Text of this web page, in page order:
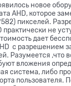
новое
AHD, которое
пикселей.
не
дает
с разрешением
Разумеется ,что
вложения
система, либо
пользователя.